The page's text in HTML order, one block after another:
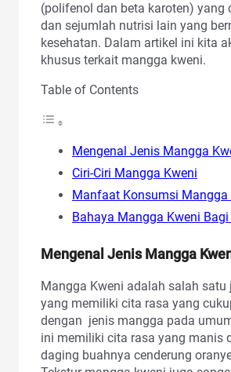
(polifenol dan beta karoten) yang
dan sejumlah nutrisi lain yang
kesehatan. Dalam artikel ini kita
khusus terkait mangga kweni.
Table of Contents
Mengenal Jenis Mangga
Ciri-Ciri Mangga Kweni
Manfaat Konsumsi Mangga
Bahaya Mangga Kweni
Mengenal Jenis Mangga
Mangga Kweni adalah salah satu
yang memiliki cita rasa yang
dengan jenis mangga pada
ini memiliki cita rasa yang manis
daging buahnya cenderung